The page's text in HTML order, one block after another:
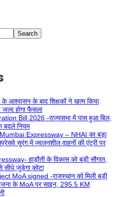
Search
के आश्वासन के बाद शिक्षकों ने खत्म किया
जल्द होगा फैसला
Bill 2026 -राज्यसभा में पास हुआ बिल,
बदले नियम
Expressway – NHAI का बड़ा
सुरंग में ज्वलनशील वाहनों की एंट्री पर
हाड़ौती के विकास को बड़ी सौगात,
सीधे जुड़ेगा कोटा
MoA signed -राजस्थान को मिली बड़ी
के MoA पर साइन, 295.5 KM